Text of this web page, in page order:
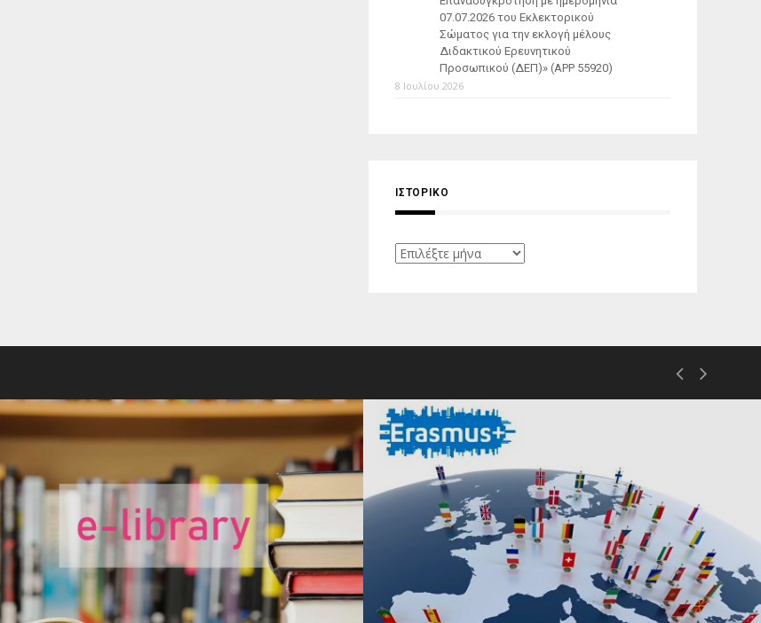
07.07.2026 του Εκλεκτορικού
Σώματος για την εκλογή μέλους
Διδακτικού Ερευνητικού
Προσωπικού (ΔΕΠ)» (APP 55920)
8 Ιουλίου 2026
ΙΣΤΟΡΙΚΌ
Ιστορικό